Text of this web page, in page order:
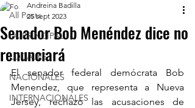
All Posts
LA PRINCIPAL
LOCALES
NACIONALES
INTERNACIONALES
Senador Bob Menéndez dice no
renunciará
Andreina Badilla
25 sept 2023
El senador federal demócrata Bob
Menendez, que representa a Nueva
Jersey, rechazó las acusaciones de